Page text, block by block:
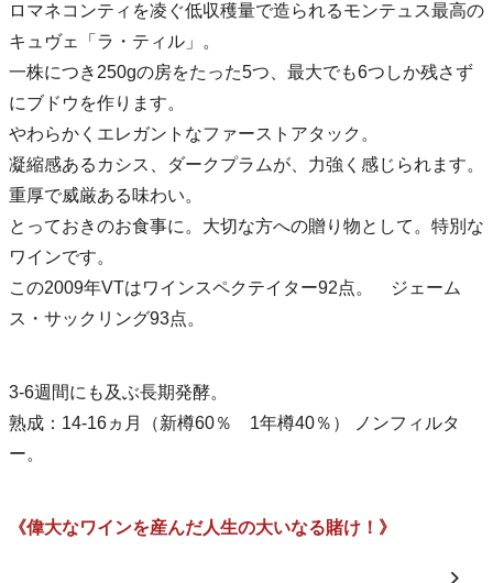
ロマネコンティを凌ぐ低収穫量で造られるモンテュス最高の
キュヴェ「ラ・ティル」。
一株につき250gの房をたった5つ、最大でも6つしか残さず
にブドウを作ります。
やわらかくエレガントなファーストアタック。
凝縮感あるカシス、ダークプラムが、力強く感じられます。
重厚で威厳ある味わい。
とっておきのお食事に。大切な方への贈り物として。特別な
ワインです。
この2009年VTはワインスペクテイター92点。 ジェーム
ス・サックリング93点。
3-6週間にも及ぶ長期発酵。
熟成：14-16ヵ月（新樽60％ 1年樽40％） ノンフィルタ
ー。
《偉大なワインを産んだ人生の大いなる賭け！》